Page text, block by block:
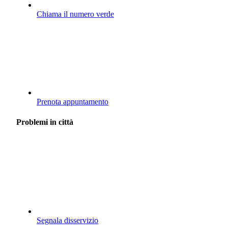
Chiama il numero verde
Prenota appuntamento
Problemi in città
Segnala disservizio